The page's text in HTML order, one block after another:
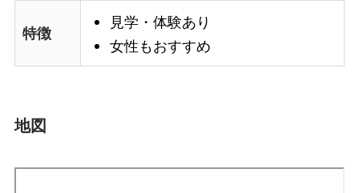
特徴
見学・体験あり
女性もおすすめ
地図